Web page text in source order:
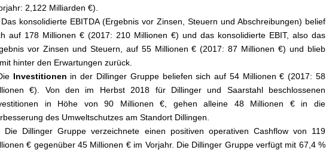
2,122 Milliarden €).
konsolidierte EBITDA(Ergebnis vor Zinsen, Steuern und Abschreibungen) belief
auf 178 Millionen € (2017: 210 Millionen €) und das konsolidierte EBIT, also das
vor Zinsen und Steuern, auf 55 Millionen € (2017: 87 Millionen €) und blieb
hinter den Erwartungen zurück.
Investitionen in der Dillinger Gruppe beliefen sich auf 54 Millionen € (2017: 58
€). Von den im Herbst 2018 für Dillinger und Saarstahl beschlossenen
in Höhe von 90 Millionen €, gehen alleine 48 Millionen € in die
des Umweltschutzes am Standort Dillingen.
Dillinger Gruppe verzeichnete einen positiven operativen Cashflow von 119
€ gegenüber 45 Millionen € im Vorjahr. Die Dillinger Gruppe verfügt mit 67,4 %